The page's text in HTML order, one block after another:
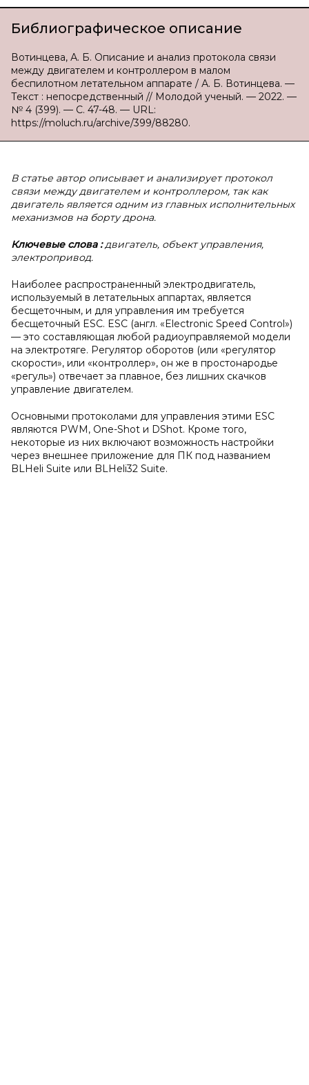
Библиографическое описание
Вотинцева, А. Б. Описание и анализ протокола связи
между двигателем и контроллером в малом
беспилотном летательном аппарате / А. Б. Вотинцева. —
Текст : непосредственный // Молодой ученый. — 2022. —
№ 4 (399). — С. 47-48. — URL:
https://moluch.ru/archive/399/88280.
В статье автор описывает и анализирует протокол
связи между двигателем и контроллером, так как
двигатель является одним из главных исполнительных
механизмов на борту дрона.
Ключевые слова :двигатель, объект управления,
электропривод.
Наиболее распространенный электродвигатель,
используемый в летательных аппартах, является
бесщеточным, и для управления им требуется
бесщеточный ESC. ESC (англ. «Electronic Speed Control»)
— это составляющая любой радиоуправляемой модели
на электротяге. Регулятор оборотов (или «регулятор
скорости», или «контроллер», он же в простонародье
«регуль») отвечает за плавное, без лишних скачков
управление двигателем.
Основными протоколами для управления этими ESC
являются PWM, One-Shot и DShot. Кроме того,
некоторые из них включают возможность настройки
через внешнее приложение для ПК под названием
BLHeli Suite или BLHeli32 Suite.